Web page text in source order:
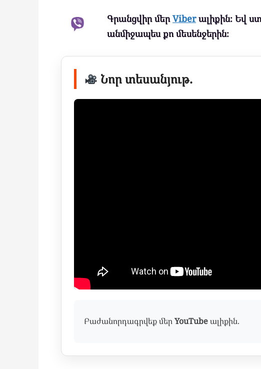
Գրանցվիր մերViberալիքին։ Եվ
անմիջապես քո մեսենջերին։
Նոր տեսանյութ.
Բաժանորդագրվեք մերYouTubeալիքին.